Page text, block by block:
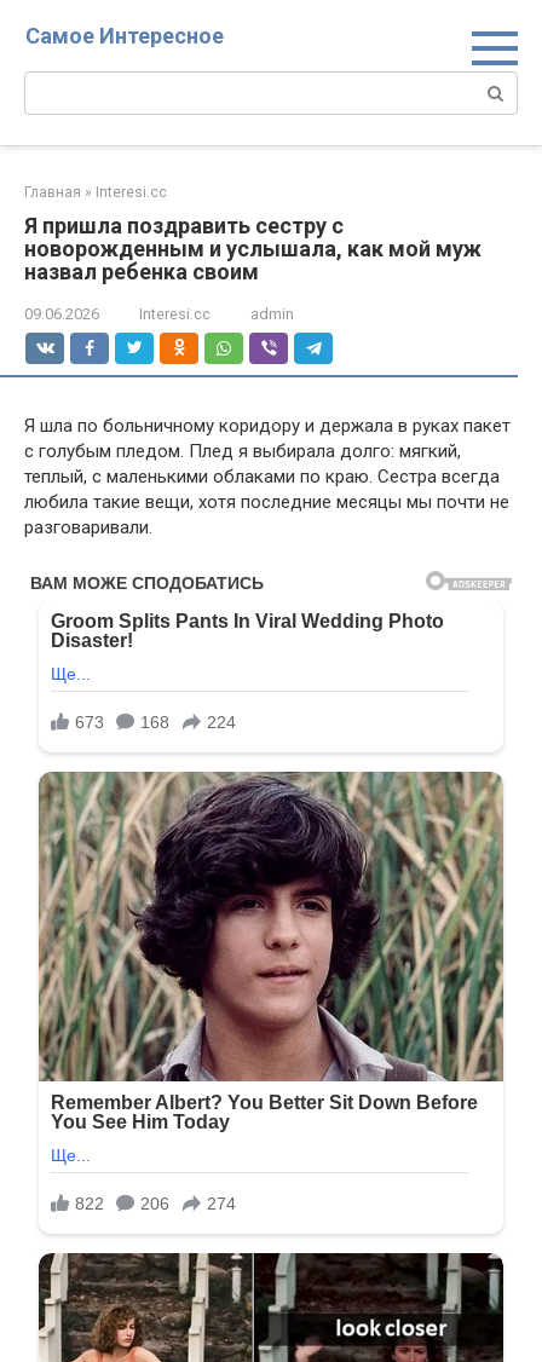
Самое Интересное
Поиск:
Главная » Interesi.cc
Я пришла поздравить сестру с
новорожденным и услышала, как мой муж
назвал ребенка своим
09.06.2026 Interesi.cc admin
Я шла по больничному коридору и держала в руках пакет
с голубым пледом. Плед я выбирала долго: мягкий,
теплый, с маленькими облаками по краю. Сестра всегда
любила такие вещи, хотя последние месяцы мы почти не
разговаривали.